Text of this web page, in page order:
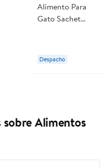
Alimento Para
Gato Sachet
Pet
Despacho
Alimentos